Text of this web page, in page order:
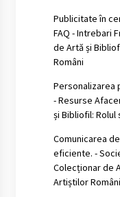
Publicitate în
FAQ - Intrebari
de Artă și
Români
Personalizarea
- Resurse
și Bibliofil: Rolul
Comunicarea
eficiente. -
Colecționar de
Artiștilor Români